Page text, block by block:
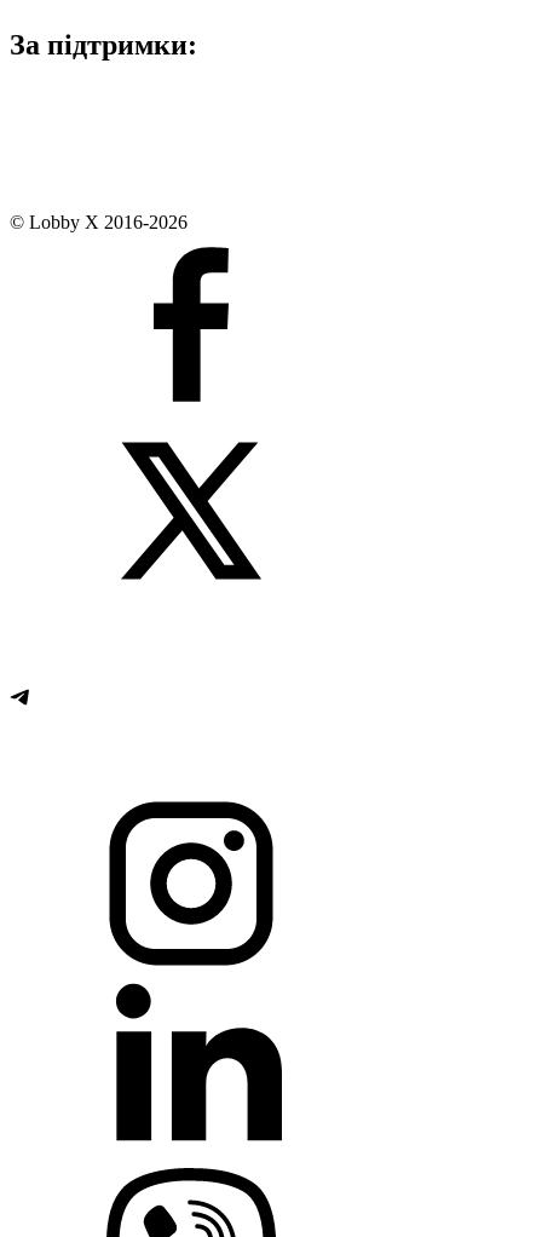
За підтримки:
© Lobby X 2016-2026